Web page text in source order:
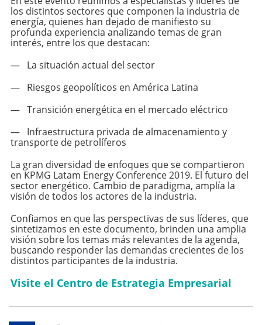
los distintos sectores que componen la industria de
energía, quienes han dejado de manifiesto su
profunda experiencia analizando temas de gran
interés, entre los que destacan:
— La situación actual del sector
— Riesgos geopolíticos en América Latina
— Transición energética en el mercado eléctrico
— Infraestructura privada de almacenamiento y
transporte de petrolíferos
La gran diversidad de enfoques que se compartieron
en KPMG Latam Energy Conference 2019. El futuro del
sector energético. Cambio de paradigma, amplía la
visión de todos los actores de la industria.
Confiamos en que las perspectivas de sus líderes, que
sintetizamos en este documento, brinden una amplia
visión sobre los temas más relevantes de la agenda,
buscando responder las demandas crecientes de los
distintos participantes de la industria.
Visite el Centro de Estrategia Empresarial